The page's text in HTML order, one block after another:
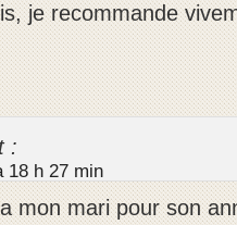
je recommande
:
18 h 27 min
mon mari pour son